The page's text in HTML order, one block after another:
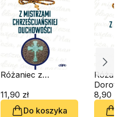
Różaniec z
chrześcijańskiej
duchowości
11,90 zł
Do koszyka
Arabką
8,90 zł